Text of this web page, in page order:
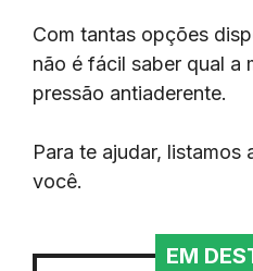
Com tantas opções
não é fácil saber qual a
pressão antiaderente.
Para te ajudar, listamos
você.
EM